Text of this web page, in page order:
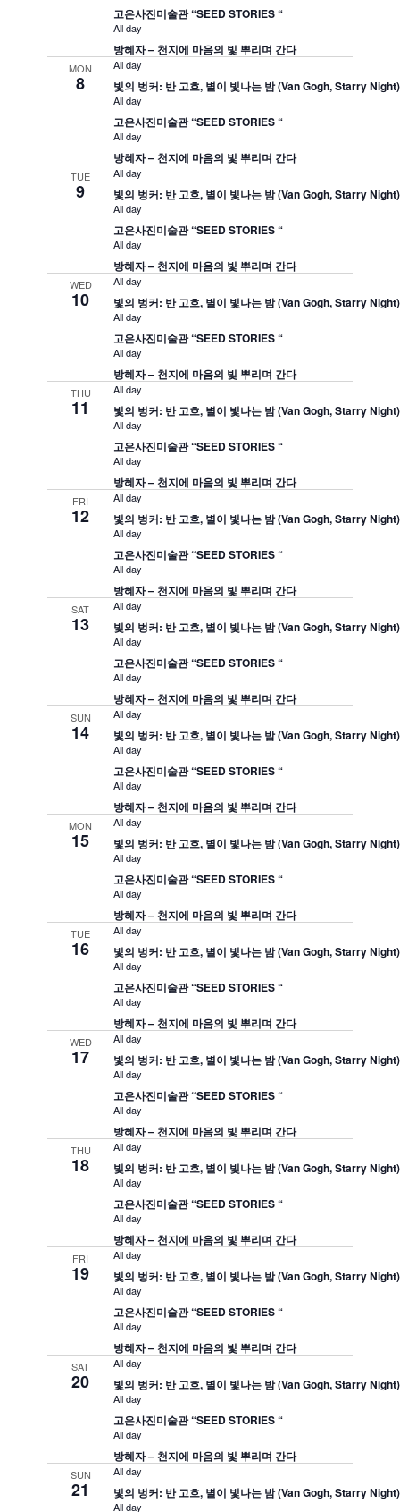
고은사진미술관 “SEED STORIES “
All day
방혜자 – 천지에 마음의 빛 뿌리며 간다
MON
8
All day
빛의 벙커: 반 고흐, 별이 빛나는 밤 (Van Gogh, Starry Night)
All day
고은사진미술관 “SEED STORIES “
All day
방혜자 – 천지에 마음의 빛 뿌리며 간다
TUE
9
All day
빛의 벙커: 반 고흐, 별이 빛나는 밤 (Van Gogh, Starry Night)
All day
고은사진미술관 “SEED STORIES “
All day
방혜자 – 천지에 마음의 빛 뿌리며 간다
WED
10
All day
빛의 벙커: 반 고흐, 별이 빛나는 밤 (Van Gogh, Starry Night)
All day
고은사진미술관 “SEED STORIES “
All day
방혜자 – 천지에 마음의 빛 뿌리며 간다
THU
11
All day
빛의 벙커: 반 고흐, 별이 빛나는 밤 (Van Gogh, Starry Night)
All day
고은사진미술관 “SEED STORIES “
All day
방혜자 – 천지에 마음의 빛 뿌리며 간다
FRI
12
All day
빛의 벙커: 반 고흐, 별이 빛나는 밤 (Van Gogh, Starry Night)
All day
고은사진미술관 “SEED STORIES “
All day
방혜자 – 천지에 마음의 빛 뿌리며 간다
SAT
13
All day
빛의 벙커: 반 고흐, 별이 빛나는 밤 (Van Gogh, Starry Night)
All day
고은사진미술관 “SEED STORIES “
All day
방혜자 – 천지에 마음의 빛 뿌리며 간다
SUN
14
All day
빛의 벙커: 반 고흐, 별이 빛나는 밤 (Van Gogh, Starry Night)
All day
고은사진미술관 “SEED STORIES “
All day
방혜자 – 천지에 마음의 빛 뿌리며 간다
MON
15
All day
빛의 벙커: 반 고흐, 별이 빛나는 밤 (Van Gogh, Starry Night)
All day
고은사진미술관 “SEED STORIES “
All day
방혜자 – 천지에 마음의 빛 뿌리며 간다
TUE
16
All day
빛의 벙커: 반 고흐, 별이 빛나는 밤 (Van Gogh, Starry Night)
All day
고은사진미술관 “SEED STORIES “
All day
방혜자 – 천지에 마음의 빛 뿌리며 간다
WED
17
All day
빛의 벙커: 반 고흐, 별이 빛나는 밤 (Van Gogh, Starry Night)
All day
고은사진미술관 “SEED STORIES “
All day
방혜자 – 천지에 마음의 빛 뿌리며 간다
THU
18
All day
빛의 벙커: 반 고흐, 별이 빛나는 밤 (Van Gogh, Starry Night)
All day
고은사진미술관 “SEED STORIES “
All day
방혜자 – 천지에 마음의 빛 뿌리며 간다
FRI
19
All day
빛의 벙커: 반 고흐, 별이 빛나는 밤 (Van Gogh, Starry Night)
All day
고은사진미술관 “SEED STORIES “
All day
방혜자 – 천지에 마음의 빛 뿌리며 간다
SAT
20
All day
빛의 벙커: 반 고흐, 별이 빛나는 밤 (Van Gogh, Starry Night)
All day
고은사진미술관 “SEED STORIES “
All day
방혜자 – 천지에 마음의 빛 뿌리며 간다
SUN
21
All day
빛의 벙커: 반 고흐, 별이 빛나는 밤 (Van Gogh, Starry Night)
All day